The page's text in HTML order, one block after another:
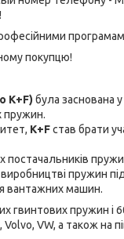
покупцю!
K+F) була заснована
пружин.
K+Fстав брати
пружин
вантажних машин.
пружин і
VW, а також на